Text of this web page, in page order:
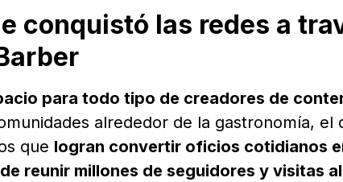
conquistó las redes a
para todo tipo de creadores de
alrededor de la gastronomía, el
que logran convertir oficios cotidianos
reunir millones de seguidores y visitas